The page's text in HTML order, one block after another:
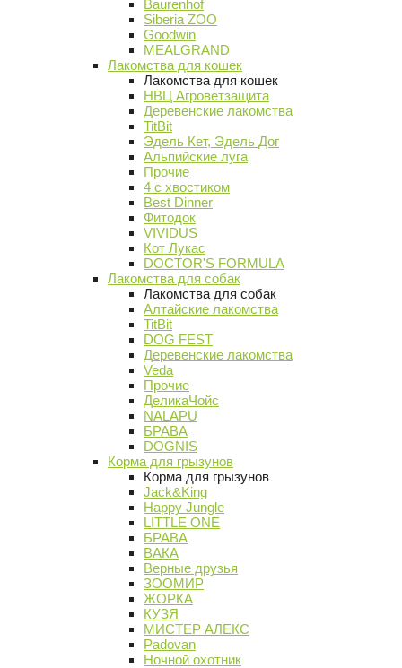
Baurenhof
Siberia ZOO
Goodwin
MEALGRAND
Лакомства для кошек
Лакомства для кошек
НВЦ Агроветзащита
Деревенские лакомства
TitBit
Эдель Кет, Эдель Дог
Альпийские луга
Прочие
4 с хвостиком
Best Dinner
Фитодок
VIVIDUS
Кот Лукас
DOCTOR'S FORMULA
Лакомства для собак
Лакомства для собак
Алтайские лакомства
TitBit
DOG FEST
Деревенские лакомства
Veda
Прочие
ДеликаЧойс
NALAPU
БРАВА
DOGNIS
Корма для грызунов
Корма для грызунов
Jack&King
Happy Jungle
LITTLE ONE
БРАВА
ВАКА
Верные друзья
ЗООМИР
ЖОРКА
КУЗЯ
МИСТЕР АЛЕКС
Padovan
Ночной охотник